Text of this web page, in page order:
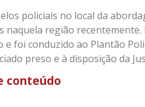
policiais no local da
naquela região
e foi conduzido ao Plantão
preso e à disposição da
conteúdo